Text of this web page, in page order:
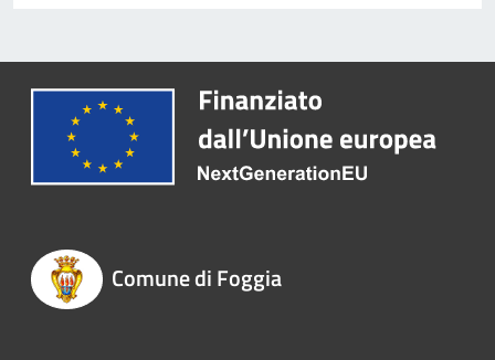
Comune di Foggia